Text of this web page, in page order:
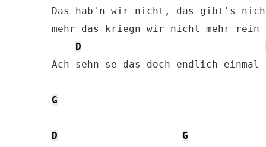
Das hab'n wir nicht, das gibt's
mehr das kriegn wir nicht mehr rein
D
Ach sehn se das doch endlich einmal
G
D
G